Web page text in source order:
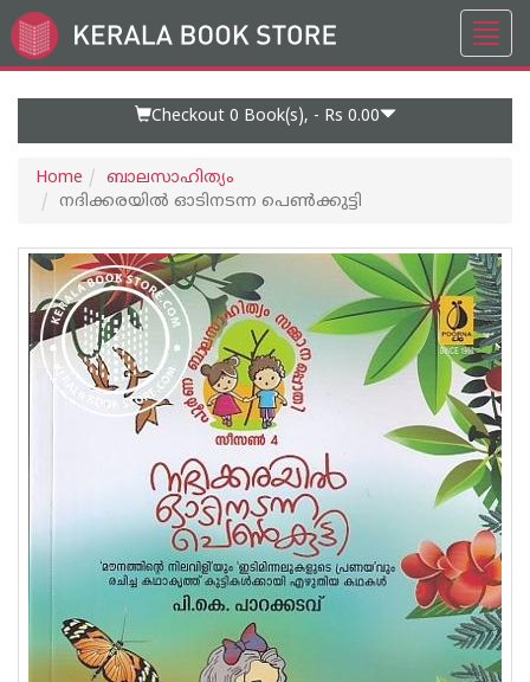
Go
to
Checkout 0 Book(s), - Rs 0.00
Home
ബാലസാഹിത്യം
നദിക്കരയില്‍ ഓടിനടന്ന പെണ്‍ക്കുട്ടി